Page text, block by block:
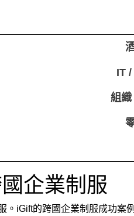
IT
組織
企業制服
iGift的跨國企業制服成功